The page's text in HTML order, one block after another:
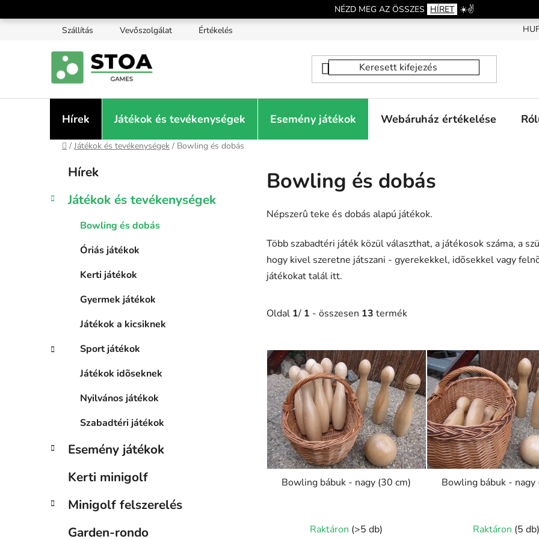
a
NÉZD MEG AZ ÖSSZES HÍRET ☀️✌️
Szállítás
Vevőszolgálat Értékelés
Hírek Játékok és tevékenységek Esemény játékok Webáruház értékelése
Kezdőlap
/ Játékok és tevékenységek / Bowling és dobás
d
Kategóriák
átugrása
e
Hírek
Játékok és tevékenységek
Bowling és dobás
Óriás játékok
Kerti játékok
Gyermek játékok
Játékok a kicsiknek
Sport játékok
Játékok idõseknek
Nyilvános játékok
Szabadtéri játékok
Esemény játékok
Kerti minigolf
Minigolf felszerelés
Garden-rondo
Bowling és dobás
Népszerû teke és dobás alapú játékok.
Több szabadtéri játék közül választhat, a játékosok száma, a
hogy kivel szeretne játszani - gyerekekkel, idõsekkel vagy
játékokat talál itt.
Oldal 1/ 1 - összesen 13 termék
T
e
r
m
é
k
e
k
l
Bowling bábuk - nagy (30 cm)
Raktáron (>5 db)
Bowling bábuk - nagy
Raktáron (5 db)